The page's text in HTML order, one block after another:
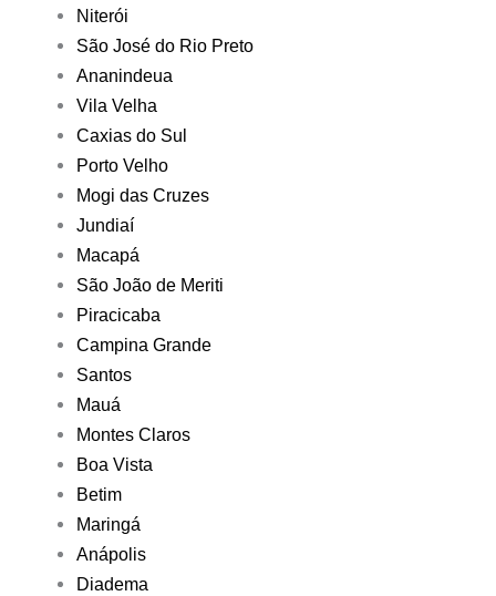
Niterói
São José do Rio Preto
Ananindeua
Vila Velha
Caxias do Sul
Porto Velho
Mogi das Cruzes
Jundiaí
Macapá
São João de Meriti
Piracicaba
Campina Grande
Santos
Mauá
Montes Claros
Boa Vista
Betim
Maringá
Anápolis
Diadema